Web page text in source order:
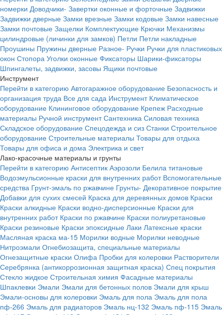
номерки Доводчики- Завертки оконные и форточные Задвижки
Задвижки дверные Замки врезные Замки кодовые Замки навесные
Замки почтовые Защелки Комплектующие Крючки Механизмы
цилиндровые (личинки для замков) Петли Петли накладные
Проушины Пружины дверные Разное- Ручки Ручки для пластиковых
окон Стопора Уголки оконные Фиксаторы Шарики-фиксаторы
Шпингалеты, задвижки, засовы Ящики почтовые
Инструмент
Перейти в категорию Автогаражное оборудование Безопасность и
организация труда Все для сада Инструмент Климатическое
оборудование Клининговое оборудование Крепеж Расходные
материалы Ручной инструмент Сантехника Силовая техника
Складское оборудование Спецодежда и сиз Станки Строительное
оборудование Строительные материалы Товары для отдыха
Товары для офиса и дома Электрика и свет
Лако-красочные материалы и грунты
Перейти в категорию Антисептик Аэрозоли Белила титановые
Водоэмульсионные краски для внутренних работ Вспомогательные
средства Грунт-эмаль по ржавчине Грунты- Декоративное покрытие
Добавки для сухих смесей Краска для деревянных домов Краски
Краски алкидные Краски водно-дисперсионные Краски для
внутренних работ Краски по ржавчине Краски полиуретановые
Краски резиновые Краски эпоксидные Лаки Латексные краски
Масляная краска ма-15 Морилки водные Морилки неводные
Нитроэмали Огнебиозащита, специальные материалы
Огнезащитные краски Олифа Пробки для колеровки Растворители
Серебрянка (антикоррозионная защитная краска) Спец покрытия
Стекло жидкое Строительная химия Фасадные материалы
Шпаклевки Эмали Эмали для бетонных полов Эмали для крыш
Эмали-основы для колеровки Эмаль для пола Эмаль для пола
пф-266 Эмаль для радиаторов Эмаль нц-132 Эмаль пф-115 Эмаль